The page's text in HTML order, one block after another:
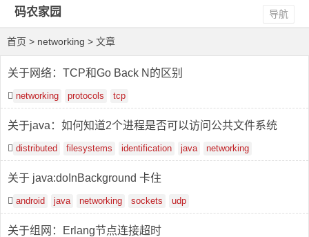
码农家园 导航
首页 > networking > 文章
关于网络：TCP和Go Back N的区别
networking protocols tcp
关于java：如何知道2个进程是否可以访问公共文件系统
distributed filesystems identification java networking
关于 java:doInBackground 卡住
android java networking sockets udp
关于组网：Erlang节点连接超时